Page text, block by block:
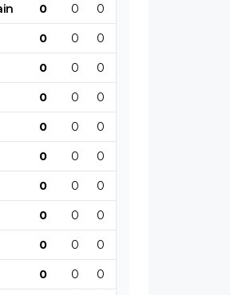
0 0 0
0 0 0
0 0 0
0 0 0
0 0 0
0 0 0
0 0 0
0 0 0
0 0 0
0 0 0